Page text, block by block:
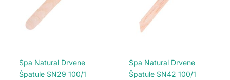
Spa Natural Drvene
Špatule SN29 100/1
Spa Natural Drvene
Špatule SN42 100/1